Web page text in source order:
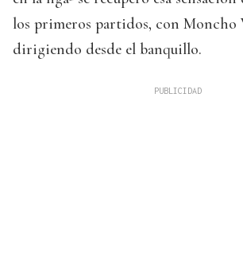
los primeros partidos, con Moncho
dirigiendo desde el banquillo.